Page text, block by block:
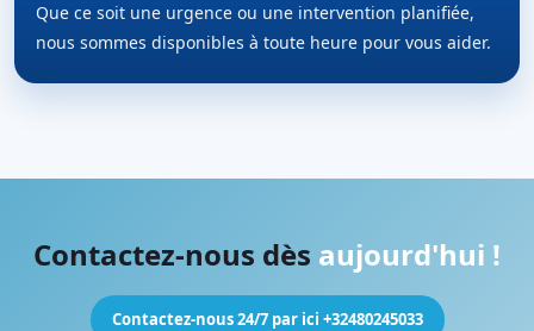
Que ce soit une urgence ou une intervention planifiée,
nous sommes disponibles à toute heure pour vous aider.
Contactez-nous dès aujourd'hui !
Contactez-nous 24/7 par ici +32480245033